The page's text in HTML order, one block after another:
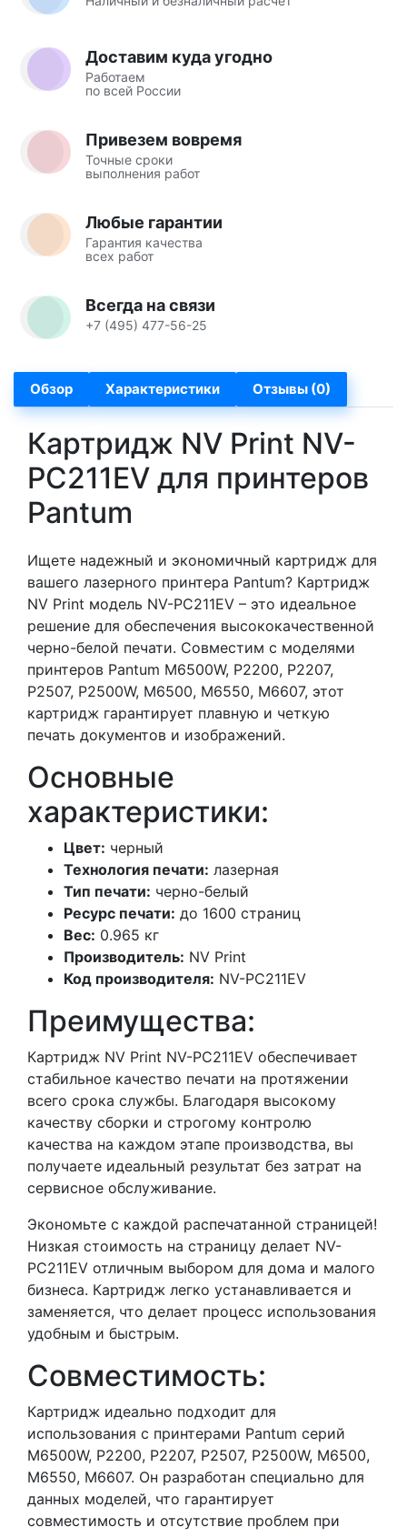
Доставим куда угодно
Работаем
по всей России
Привезем вовремя
Точные сроки
выполнения работ
Любые гарантии
Гарантия качества
всех работ
Всегда на связи
+7 (495) 477-56-25
Обзор Характеристики Отзывы (0)
Картридж NV Print NV-
PC211EV для принтеров
Pantum
Ищете надежный и экономичный картридж для
вашего лазерного принтера Pantum? Картридж
NV Print модель NV-PC211EV – это идеальное
решение для обеспечения высококачественной
черно-белой печати. Совместим с моделями
принтеров Pantum M6500W, P2200, P2207,
P2507, P2500W, M6500, M6550, M6607, этот
картридж гарантирует плавную и четкую
печать документов и изображений.
Основные
характеристики:
Цвет: черный
Технология печати: лазерная
Тип печати: черно-белый
Ресурс печати: до 1600 страниц
Вес: 0.965 кг
Производитель: NV Print
Код производителя: NV-PC211EV
Преимущества:
Картридж NV Print NV-PC211EV обеспечивает
стабильное качество печати на протяжении
всего срока службы. Благодаря высокому
качеству сборки и строгому контролю
качества на каждом этапе производства, вы
получаете идеальный результат без затрат на
сервисное обслуживание.
Экономьте с каждой распечатанной страницей!
Низкая стоимость на страницу делает NV-
PC211EV отличным выбором для дома и малого
бизнеса. Картридж легко устанавливается и
заменяется, что делает процесс использования
удобным и быстрым.
Совместимость:
Картридж идеально подходит для
использования с принтерами Pantum серий
M6500W, P2200, P2207, P2507, P2500W, M6500,
M6550, M6607. Он разработан специально для
данных моделей, что гарантирует
совместимость и отсутствие проблем при